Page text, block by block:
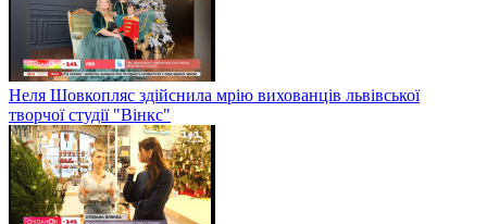
Неля Шовкопляс здійснила мрію вихованців львівської
творчої студії "Вінкс"